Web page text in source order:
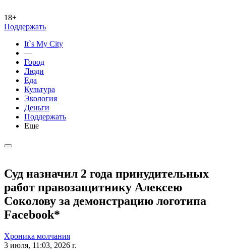
18+
Поддержать
It`s My City
—
Город
Люди
Еда
Культура
Экология
Деньги
Поддержать
Еще
Суд назначил 2 года принудительных
работ правозащитнику Алексею
Соколову за демонстрацию логотипа
Facebook*
Хроника молчания
3 июля, 11:03, 2026 г.